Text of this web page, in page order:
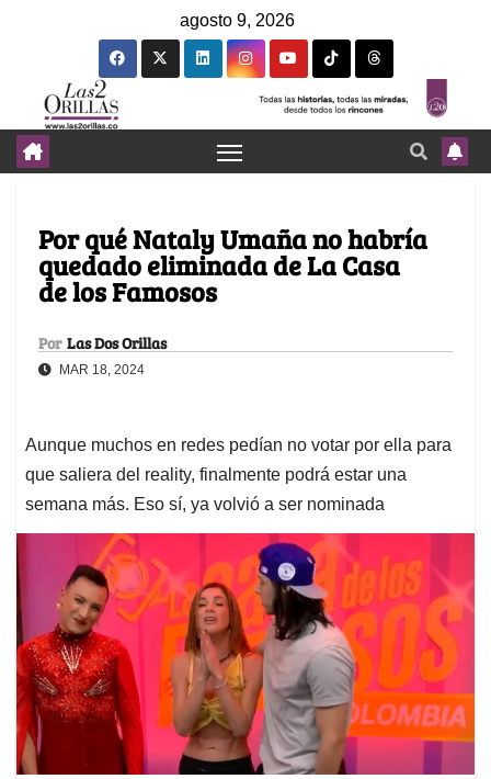
agosto 9, 2026
Por qué Nataly Umaña no habría
quedado eliminada de La Casa
de los Famosos
Por Las Dos Orillas
MAR 18, 2024
Aunque muchos en redes pedían no votar por ella para
que saliera del reality, finalmente podrá estar una
semana más. Eso sí, ya volvió a ser nominada